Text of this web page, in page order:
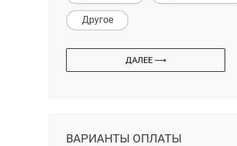
Другое
ДАЛЕЕ ⟶
ВАРИАНТЫ ОПЛАТЫ